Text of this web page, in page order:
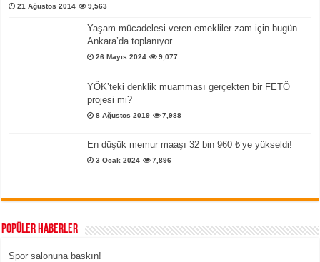
21 Ağustos 2014 9,563
Yaşam mücadelesi veren emekliler zam için bugün
Ankara’da toplanıyor
26 Mayıs 2024 9,077
YÖK’teki denklik muamması gerçekten bir FETÖ
projesi mi?
8 Ağustos 2019 7,988
En düşük memur maaşı 32 bin 960 ₺’ye yükseldi!
3 Ocak 2024 7,896
Popüler Haberler
Spor salonuna baskın!